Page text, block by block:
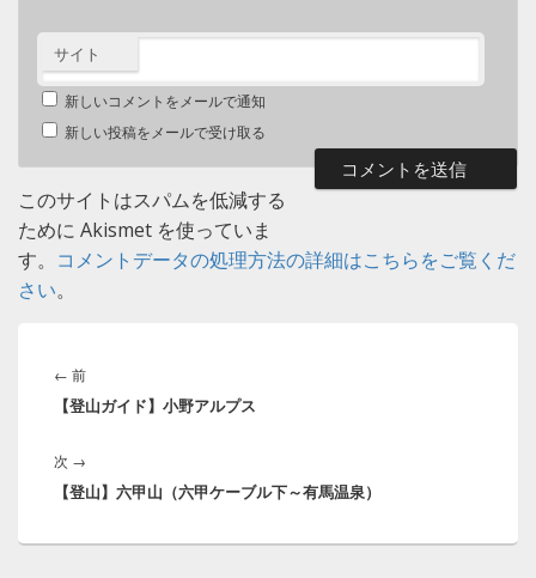
サイト
新しいコメントをメールで通知
新しい投稿をメールで受け取る
このサイトはスパムを低減する
ために Akismet を使っていま
す。 コメントデータの処理方法の詳細はこちらをご覧くだ
さい。
稿
ナ
ゲ
ー
シ
← 前前
の
【登山ガイド】小野アルプス
次 →
の
稿:
【登山】六甲山（六甲ケーブル下～有馬温泉）